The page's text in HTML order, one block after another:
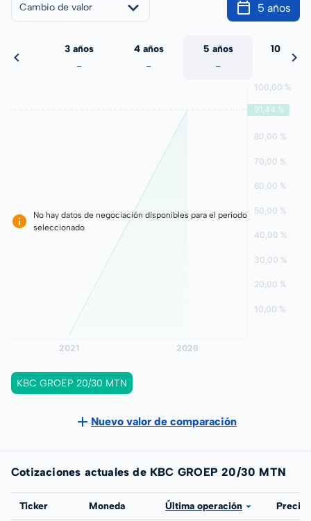
Cambio de valor 5 años
3 años
-
4 años
-
5 años
-
10 años
No hay datos de negociación disponibles para el período
seleccionado
KBC GROEP 20/30 MTN
Nuevo valor de comparación
Cotizaciones actuales de KBC GROEP 20/30 MTN
Bolsa
Ticker Moneda Última operación Precio